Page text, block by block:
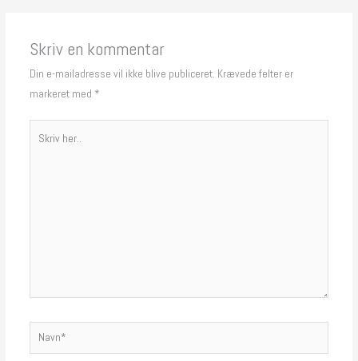
Skriv en kommentar
Din e-mailadresse vil ikke blive publiceret. Krævede felter er
markeret med *
Navn*